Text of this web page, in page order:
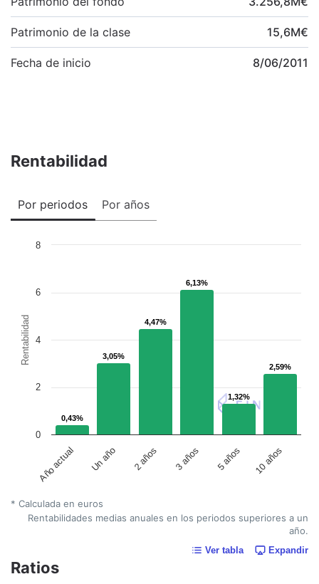
Patrimonio de la clase 15,6M€
Fecha de inicio 8/06/2011
Rentabilidad
Por periodos Por años
Rentabilidad
0,43%
0,43%
3,05%
3,05%
4,47%
4,47%
6,13%
6,13%
1,32%
1,32%
2,59%
2,59%
Año actual Un año 2 años 3 años 5 años 10 años
0
2
4
6
8
* Calculada en euros
Rentabilidades medias anuales en los periodos superiores a un
año.
Ver tabla Expandir
Ratios